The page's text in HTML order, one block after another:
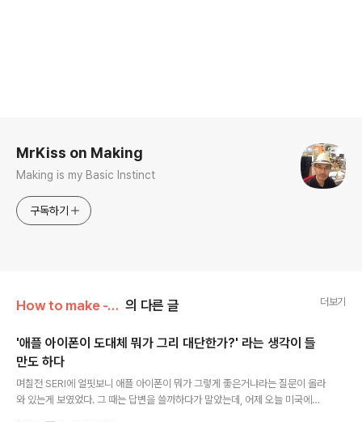
MrKiss on Making
Making is my Basic Instinct
구독하기
How to make -Tech 의 다른 글 더보기
'애플 아이폰이 도대체 뭐가 그리 대단한가?' 라는 생각이 들
만도 하다
며칠전 SERI에 얼핏보니 애플 아이폰이 뭐가 그렇게 좋은거냐라는 질문이 올라
와 있는게 보였었다. 그 때는 답변을 쓸까하다가 말았는데, 어제 오늘 미국에서